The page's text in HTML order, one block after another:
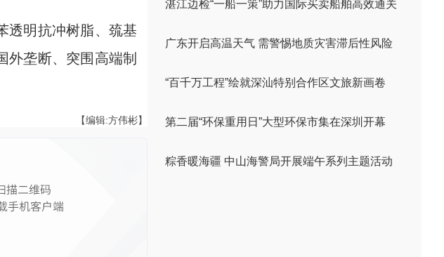
明抗冲树脂、巯基
外垄断、突围高端制
【编辑:方伟彬】
湛江边检“一船一策”助力国际买卖船舶高效通关
广东开启高温天气 需警惕地质灾害滞后性风险
“百千万工程”绘就深汕特别合作区文旅新画卷
第二届“环保重用日”大型环保市集在深圳开幕
粽香暖海疆 中山海警局开展端午系列主题活动